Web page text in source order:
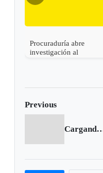
Procuraduría abre
investigación al
política
Previous
Cargando